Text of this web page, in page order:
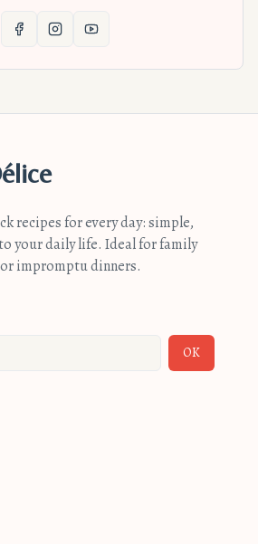
recipes for every day: simple,
your daily life. Ideal for family
impromptu dinners.
OK